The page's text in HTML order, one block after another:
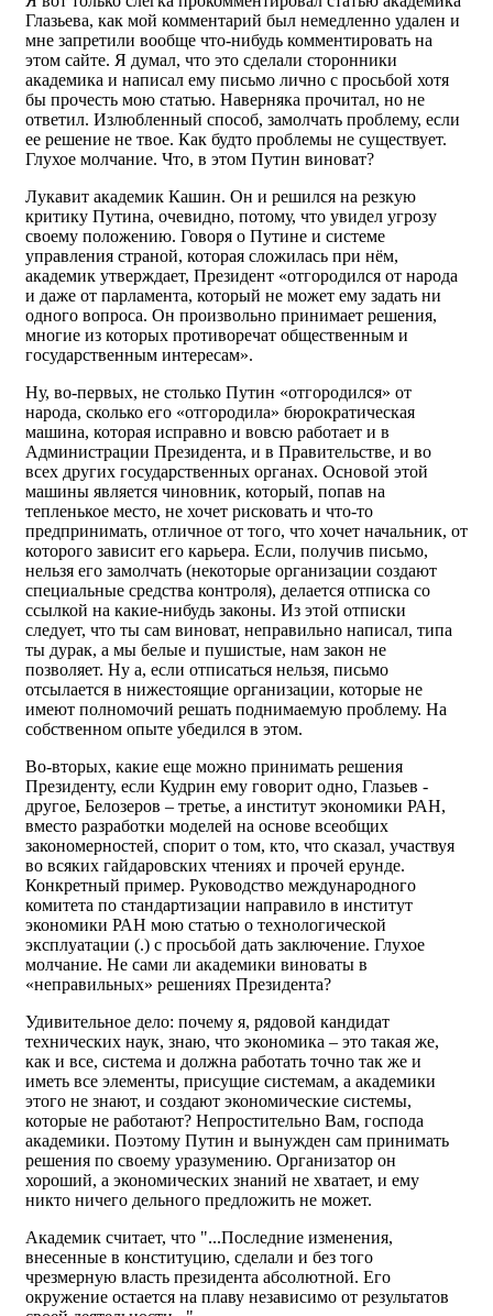
Глазьева, как мой комментарий был немедленно удален и
мне запретили вообще что-нибудь комментировать на
этом сайте. Я думал, что это сделали сторонники
академика и написал ему письмо лично с просьбой хотя
бы прочесть мою статью. Наверняка прочитал, но не
ответил. Излюбленный способ, замолчать проблему, если
ее решение не твое. Как будто проблемы не существует.
Глухое молчание. Что, в этом Путин виноват?
Лукавит академик Кашин. Он и решился на резкую
критику Путина, очевидно, потому, что увидел угрозу
своему положению. Говоря о Путине и системе
управления страной, которая сложилась при нём,
академик утверждает, Президент «отгородился от народа
и даже от парламента, который не может ему задать ни
одного вопроса. Он произвольно принимает решения,
многие из которых противоречат общественным и
государственным интересам».
Ну, во-первых, не столько Путин «отгородился» от
народа, сколько его «отгородила» бюрократическая
машина, которая исправно и вовсю работает и в
Администрации Президента, и в Правительстве, и во
всех других государственных органах. Основой этой
машины является чиновник, который, попав на
тепленькое место, не хочет рисковать и что-то
предпринимать, отличное от того, что хочет начальник, от
которого зависит его карьера. Если, получив письмо,
нельзя его замолчать (некоторые организации создают
специальные средства контроля), делается отписка со
ссылкой на какие-нибудь законы. Из этой отписки
следует, что ты сам виноват, неправильно написал, типа
ты дурак, а мы белые и пушистые, нам закон не
позволяет. Ну а, если отписаться нельзя, письмо
отсылается в нижестоящие организации, которые не
имеют полномочий решать поднимаемую проблему. На
собственном опыте убедился в этом.
Во-вторых, какие еще можно принимать решения
Президенту, если Кудрин ему говорит одно, Глазьев -
другое, Белозеров – третье, а институт экономики РАН,
вместо разработки моделей на основе всеобщих
закономерностей, спорит о том, кто, что сказал, участвуя
во всяких гайдаровских чтениях и прочей ерунде.
Конкретный пример. Руководство международного
комитета по стандартизации направило в институт
экономики РАН мою статью о технологической
эксплуатации (.) с просьбой дать заключение. Глухое
молчание. Не сами ли академики виноваты в
«неправильных» решениях Президента?
Удивительное дело: почему я, рядовой кандидат
технических наук, знаю, что экономика – это такая же,
как и все, система и должна работать точно так же и
иметь все элементы, присущие системам, а академики
этого не знают, и создают экономические системы,
которые не работают? Непростительно Вам, господа
академики. Поэтому Путин и вынужден сам принимать
решения по своему уразумению. Организатор он
хороший, а экономических знаний не хватает, и ему
никто ничего дельного предложить не может.
Академик считает, что "...Последние изменения,
внесенные в конституцию, сделали и без того
чрезмерную власть президента абсолютной. Его
окружение остается на плаву независимо от результатов